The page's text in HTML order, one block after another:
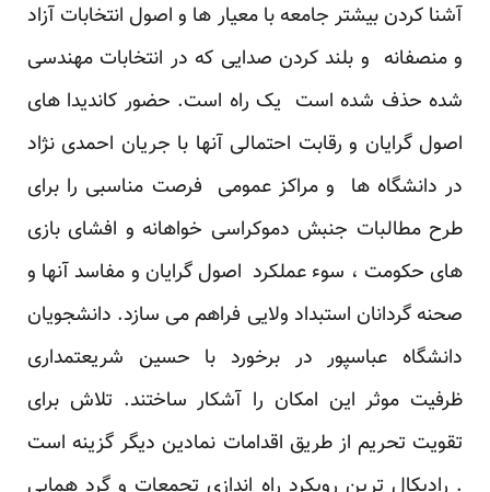
آشنا کردن بیشتر جامعه با معیار ها و اصول انتخابات آزاد
و منصفانه و بلند کردن صدایی که در انتخابات مهندسی
شده حذف شده است یک راه است. حضور کاندیدا های
اصول گرایان و رقابت احتمالی آنها با جریان احمدی نژاد
در دانشگاه ها و مراکز عمومی فرصت مناسبی را برای
طرح مطالبات جنبش دموکراسی خواهانه و افشای بازی
های حکومت ، سوء عملکرد اصول گرایان و مفاسد آنها و
صحنه گردانان استبداد ولایی فراهم می سازد. دانشجویان
دانشگاه عباسپور در برخورد با حسین شریعتمداری
ظرفیت موثر این امکان را آشکار ساختند. تلاش برای
تقویت تحریم از طریق اقدامات نمادین دیگر گزینه است